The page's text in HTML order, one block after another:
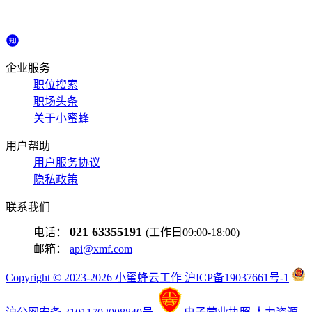
企业服务
职位搜索
职场头条
关于小蜜蜂
用户帮助
用户服务协议
隐私政策
联系我们
电话： 021 63355191 (工作日09:00-18:00)
邮箱： api@xmf.com
Copyright © 2023-2026 小蜜蜂云工作 沪ICP备19037661号-1